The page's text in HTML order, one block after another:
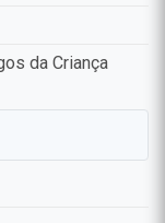
da Criança